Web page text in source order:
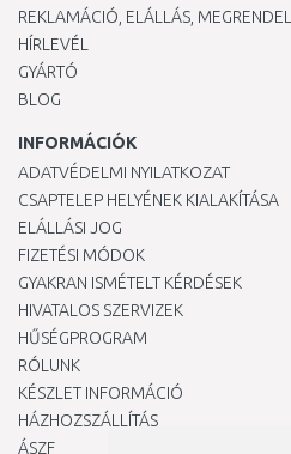
REKLAMÁCIÓ, ELÁLLÁS,
HÍRLEVÉL
GYÁRTÓ
BLOG
INFORMÁCIÓK
ADATVÉDELMI NYILATKOZAT
CSAPTELEP HELYÉNEK KIALAKÍTÁSA
ELÁLLÁSI JOG
FIZETÉSI MÓDOK
GYAKRAN ISMÉTELT KÉRDÉSEK
HIVATALOS SZERVIZEK
HŰSÉGPROGRAM
RÓLUNK
KÉSZLET INFORMÁCIÓ
HÁZHOZSZÁLLÍTÁS
ÁSZF